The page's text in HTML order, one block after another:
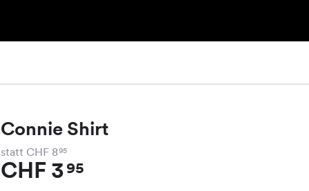
Connie Shirt
statt CHF 895
CHF 395